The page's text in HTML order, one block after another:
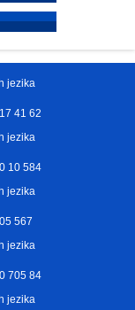
jezika
41 62
jezika
10 584
jezika
567
jezika
705 84
jezika